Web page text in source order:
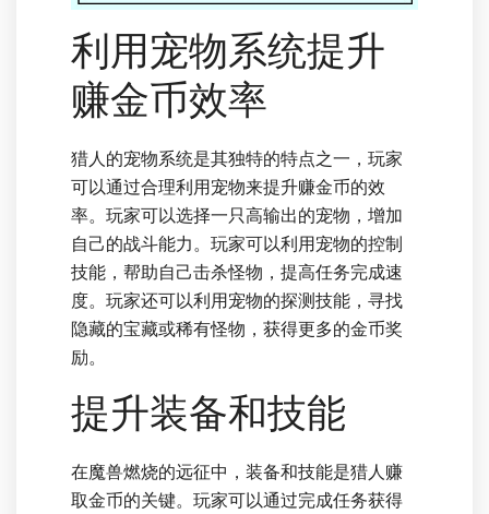
利用宠物系统提升
赚金币效率
猎人的宠物系统是其独特的特点之一，玩家
可以通过合理利用宠物来提升赚金币的效
率。玩家可以选择一只高输出的宠物，增加
自己的战斗能力。玩家可以利用宠物的控制
技能，帮助自己击杀怪物，提高任务完成速
度。玩家还可以利用宠物的探测技能，寻找
隐藏的宝藏或稀有怪物，获得更多的金币奖
励。
提升装备和技能
在魔兽燃烧的远征中，装备和技能是猎人赚
取金币的关键。玩家可以通过完成任务获得